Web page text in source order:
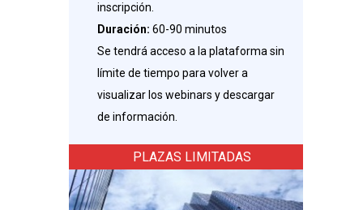
inscripción.
Duración: 60-90 minutos
Se tendrá acceso a la plataforma sin
límite de tiempo para volver a
visualizar los webinars y descargar
de información.
PLAZAS LIMITADAS